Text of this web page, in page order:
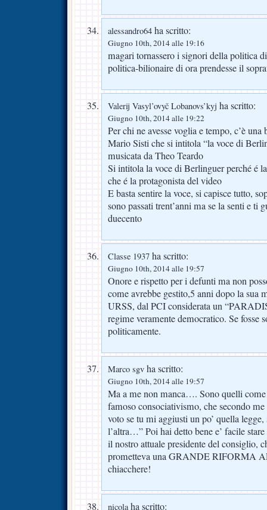
alessandro64 ha scritto:
Giugno 10th, 2014 alle 19:16
magari tornassero i signori della politica
politica-bilionaire di ora prendesse il
Valerij Vasyl’ovyč Lobanovs’kyj ha scritto:
Giugno 10th, 2014 alle 19:22
Per chi ne avesse voglia e tempo, c’è
Mario Sisti che si intitola “la voce di
musicata da Theo Teardo
Si intitola la voce di Berlinguer perché é
che é la protagonista del video
E basta sentire la voce, si capisce tutto,
sono passati trent’anni ma se la senti e ti
duecento
Classe 1937 ha scritto:
Giugno 10th, 2014 alle 19:57
Onore e rispetto per i defunti ma non
come avrebbe gestito,5 anni dopo la sua
URSS, dal PCI considerata un
regime veramente democratico. Se fosse
politicamente.
Marco sgv ha scritto:
Giugno 10th, 2014 alle 19:57
Ma a me non manca…. Sono quelli
famoso consociativismo, che secondo
voto se tu mi aggiusti un po’ quella
l’altra…” Poi hai detto bene e’ facile
il nostro attuale presidente del consiglio,
prometteva una GRANDE RIFORMA
chiacchere!
nicolaha scritto: